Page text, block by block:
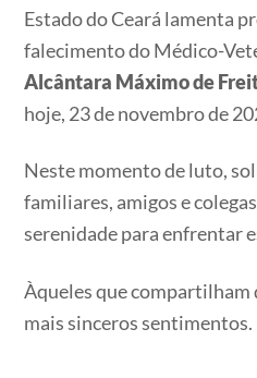
Estado do Ceará lamenta
falecimento do Médico-
Alcântara Máximo de
hoje, 23 de novembro de
Neste momento de luto,
familiares, amigos e
serenidade para enfrentar
Àqueles que compartilham
mais sinceros sentimentos.